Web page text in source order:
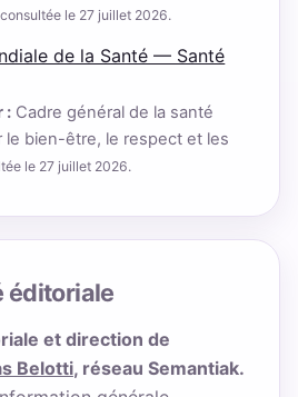
le 27 juillet 2026.
de la Santé — Santé
: Cadre général de la santé
le bien-être, le respect et les
le 27 juillet 2026.
éditoriale
et direction de
Belotti, réseau Semantiak.